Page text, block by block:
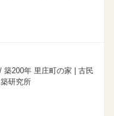
築200年 里庄町の家 | 古民
研究所